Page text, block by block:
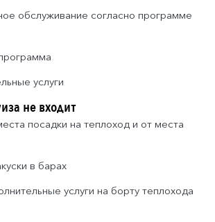
обслуживание согласно программе
услуги
не входит
посадки на теплоход и от места
в барах
услуги на борту теплохода